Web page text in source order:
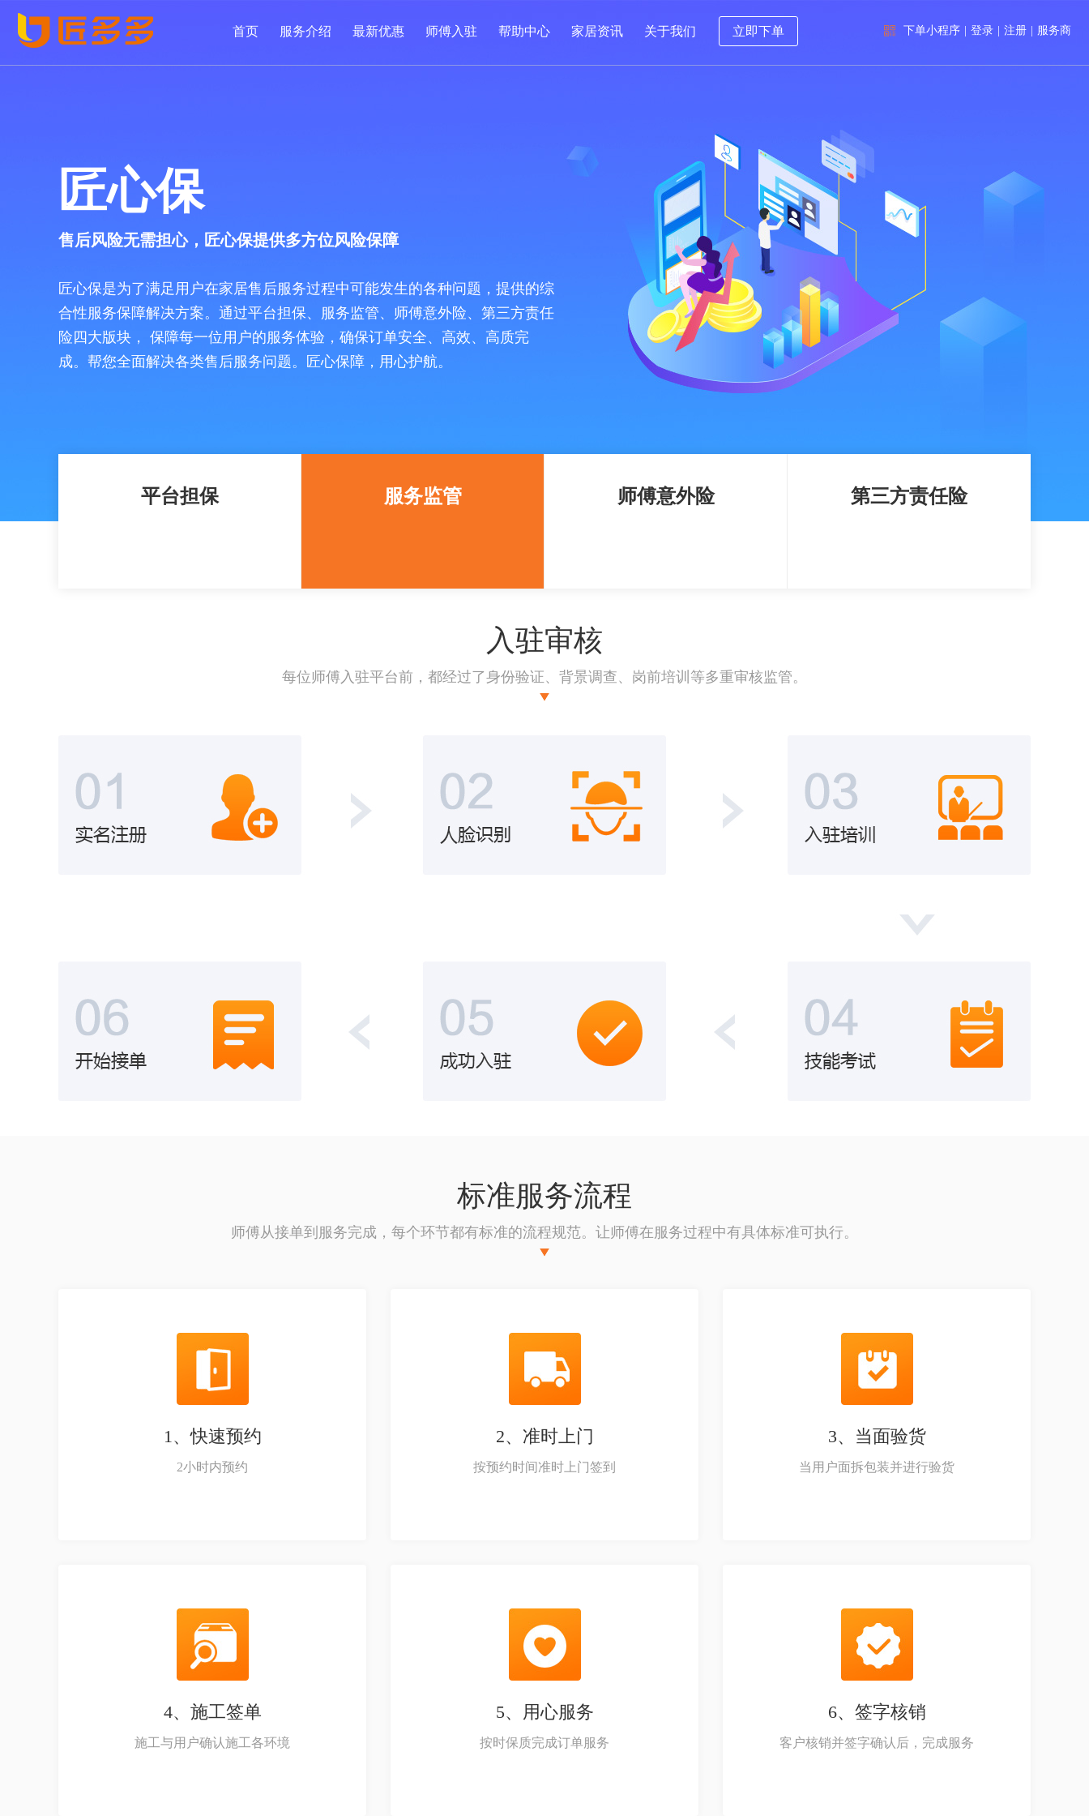
首页 服务介绍 最新优惠 师傅入驻 帮助中心 家居资讯 关于我们 立即下单 下单小程序 登录 注册 服务商
匠心保
售后风险无需担心，匠心保提供多方位风险保障
匠心保是为了满足用户在家居售后服务过程中可能发生的各种问题，提供的综
合性服务保障解决方案。通过平台担保、服务监管、师傅意外险、第三方责任
险四大版块， 保障每一位用户的服务体验，确保订单安全、高效、高质完
成。帮您全面解决各类售后服务问题。匠心保障，用心护航。
平台担保 服务监管 师傅意外险 第三方责任险
入驻审核
每位师傅入驻平台前，都经过了身份验证、背景调查、岗前培训等多重审核监管。
标准服务流程
师傅从接单到服务完成，每个环节都有标准的流程规范。让师傅在服务过程中有具体标准可执行。
1、快速预约
2小时内预约
2、准时上门
按预约时间准时上门签到
3、当面验货
当用户面拆包装并进行验货
4、施工签单
施工与用户确认施工各环境
5、用心服务
按时保质完成订单服务
6、签字核销
客户核销并签字确认后，完成服务